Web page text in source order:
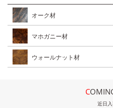
オーク材
マホガニー材
ウォールナット材
近日